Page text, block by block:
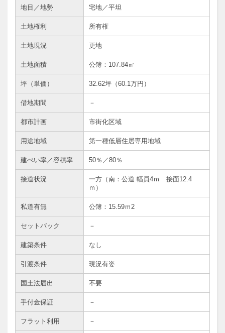
地目／地勢 宅地／平坦
土地権利 所有権
土地現況 更地
土地面積 公簿：107.84㎡
坪（単価） 32.62坪（60.1万円）
借地期間 －
都市計画 市街化区域
用途地域 第一種低層住居専用地域
建ぺい率／容積率 50％／80％
接道状況
一方（南：公道 幅員4ｍ 接面12.4
ｍ）
私道有無 公簿：15.59ｍ2
セットバック －
建築条件 なし
引渡条件 現況有姿
国土法届出 不要
手付金保証 －
フラット利用 －